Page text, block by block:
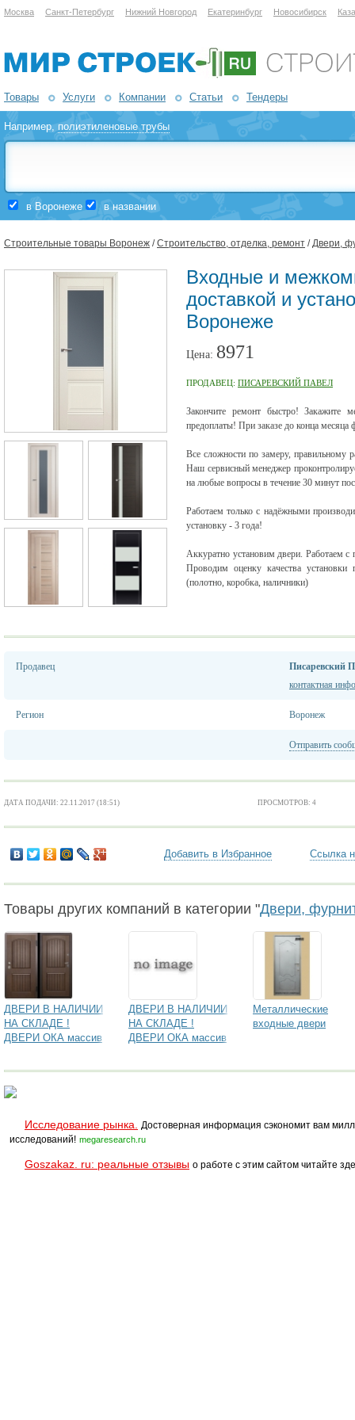
Москва Санкт-Петербург Нижний Новгород Екатеринбург Новосибирск
Товары Услуги Компании Статьи Тендеры
Например,полиэтиленовые трубы
в Воронеже в названии
Строительные товары Воронеж /Строительство, отделка, ремонт /Двери,
Входные и
доставкой и
Воронеже
Цена: 8971
ПРОДАВЕЦ: ПИСАРЕВСКИЙ ПАВЕЛ
Закончите ремонт быстро! Закажите
предоплаты! При заказе до конца
Все сложности по замеру, правильному
Наш сервисный менеджер
на любые вопросы в течение 30 минут
Работаем только с надёжными
установку - 3 года!
Аккуратно установим двери. Работаем
Проводим оценку качества
(полотно, коробка, наличники)
Продавец
Писаревский
контактная
Регион Воронеж
Отправить
ДАТА ПОДАЧИ: 22.11.2017 (18:51) ПРОСМОТРОВ: 4
Добавить в Избранное Ссылка
Товары других компаний в категории "Двери,
ДВЕРИ В НАЛИЧИИ
НА СКЛАДЕ !
ДВЕРИ ОКА массив
ДВЕРИ В НАЛИЧИИ
НА СКЛАДЕ !
ДВЕРИ ОКА массив
Металлические
входные двери
Исследование рынка.
Достоверная информация сэкономит вам
исследований! megaresearch.ru
Goszakaz. ru: реальные отзывы о работе с этим сайтом читайте